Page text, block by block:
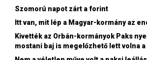
Szomorú napot zárt a forint
Itt van, mit lép a Magyar-kormány az
Kivették az Orbán-kormányok Paks
mostani baj is megelőzhető lett volna